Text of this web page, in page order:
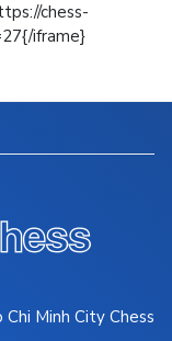
chess-
iframe}
Minh City Chess